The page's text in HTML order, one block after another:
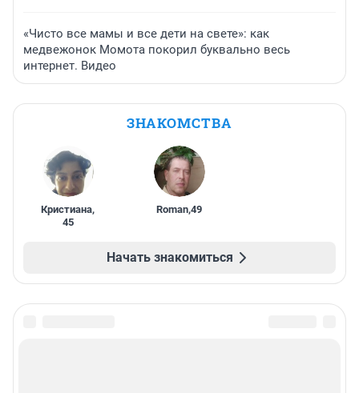
«Чисто все мамы и все дети на свете»: как
медвежонок Момота покорил буквально весь
интернет. Видео
ЗНАКОМСТВА
Кристиана,
45
Roman,49
Начать знакомиться